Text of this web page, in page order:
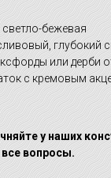
бежевая
глубокий
или дерби
с кремовым
у наших
вопросы.